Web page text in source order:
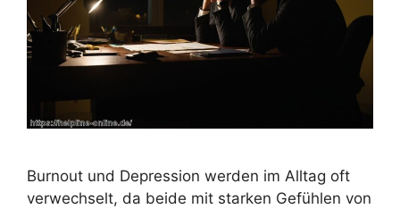
Burnout und Depression werden im Alltag oft
verwechselt, da beide mit starken Gefühlen von